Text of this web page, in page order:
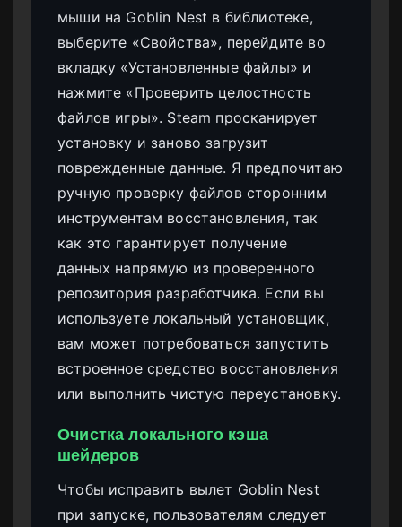
мыши на Goblin Nest в библиотеке,
выберите «Свойства», перейдите во
вкладку «Установленные файлы» и
нажмите «Проверить целостность
файлов игры». Steam просканирует
установку и заново загрузит
поврежденные данные. Я предпочитаю
ручную проверку файлов сторонним
инструментам восстановления, так
как это гарантирует получение
данных напрямую из проверенного
репозитория разработчика. Если вы
используете локальный установщик,
вам может потребоваться запустить
встроенное средство восстановления
или выполнить чистую переустановку.
Очистка локального кэша
шейдеров
Чтобы исправить вылет Goblin Nest
при запуске, пользователям следует